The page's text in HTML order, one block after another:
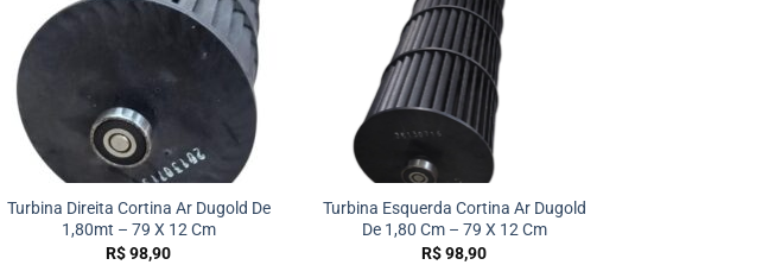
Turbina Direita Cortina Ar Dugold De
1,80mt – 79 X 12 Cm
R$98,90
Turbina Esquerda Cortina Ar Dugold
De 1,80 Cm – 79 X 12 Cm
R$98,90